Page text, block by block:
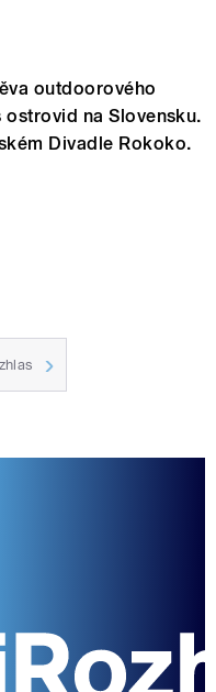
outdoorového
ostrovid na Slovensku.
Divadle Rokoko.